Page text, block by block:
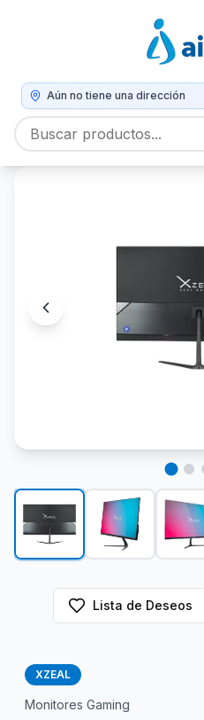
Aún no tiene una dirección
Lista de Deseos
XZEAL
Monitores Gaming